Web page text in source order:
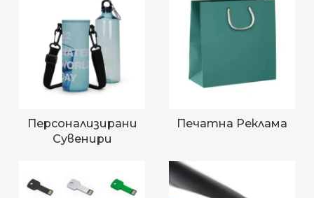
Персонализирани
Сувенири
Печатна Реклама